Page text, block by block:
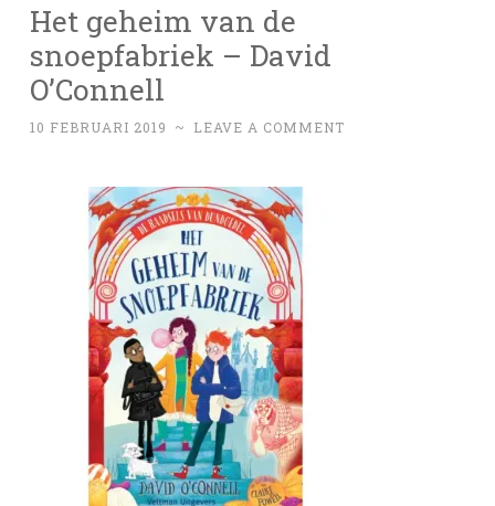
Het geheim van de
snoepfabriek – David
O’Connell
10 FEBRUARI 2019 ~ LEAVE A COMMENT